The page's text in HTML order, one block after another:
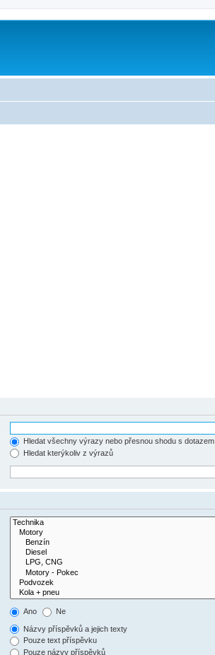
Hledat všechny výrazy nebo přesnou shodu s dotazem
Hledat kterýkoliv z výrazů
Ano Ne
Názvy příspěvků a jejich texty
Pouze text příspěvku
Pouze názvy příspěvků